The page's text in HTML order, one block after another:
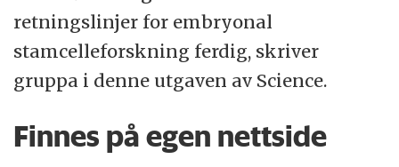
retningslinjer for embryonal
stamcelleforskning ferdig, skriver
gruppa i denne utgaven av Science.
Finnes på egen nettside